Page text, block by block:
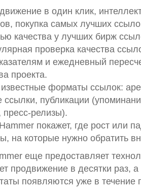
в один клик,
покупка самых лучших
качества у лучших бирж
проверка качества
и ежедневный
проекта.
форматы ссылок:
ссылки, публикации
пресс-релизы).
покажет, где рост или
на которые нужно обратить
еще предоставляет
продвижение в десятки раз,
появляются уже в течение